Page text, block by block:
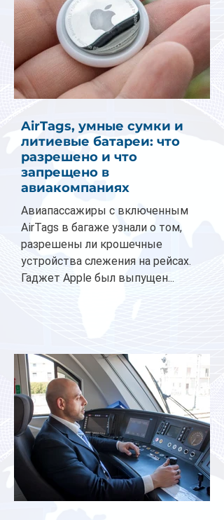
AirTags, умные сумки и
литиевые батареи: что
разрешено и что
запрещено в
авиакомпаниях
Авиапассажиры с включенным
AirTags в багаже узнали о том,
разрешены ли крошечные
устройства слежения на рейсах.
Гаджет Apple был выпущен...